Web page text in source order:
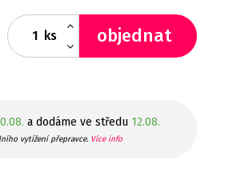
ks objednat
a dodáme ve středu 12.08.
vytížení přepravce. Více info